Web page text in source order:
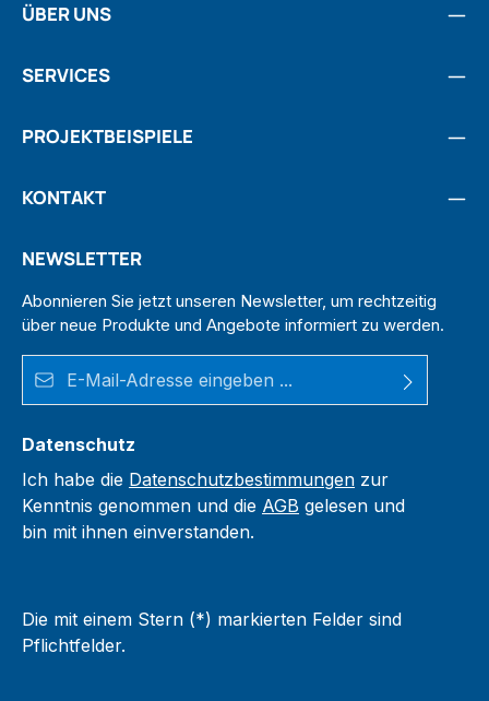
ÜBER UNS
SERVICES
PROJEKTBEISPIELE
KONTAKT
NEWSLETTER
Abonnieren Sie jetzt unseren Newsletter, um rechtzeitig
über neue Produkte und Angebote informiert zu werden.
Datenschutz
Ich habe die Datenschutzbestimmungen zur
Kenntnis genommen und die AGB gelesen und
bin mit ihnen einverstanden.
Die mit einem Stern (*) markierten Felder sind
Pflichtfelder.